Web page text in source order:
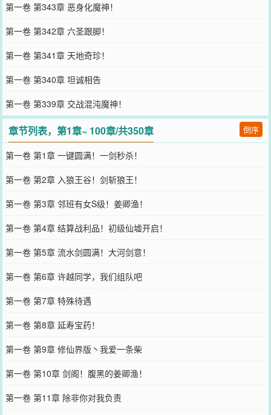
第一卷 第343章 恶身化魔神！
第一卷 第342章 六圣跟脚！
第一卷 第341章 天地奇珍！
第一卷 第340章 坦诚相告
第一卷 第339章 交战混沌魔神！
章节列表，第1章~ 100章/共350章 倒序
第一卷 第1章 一键圆满！一剑秒杀！
第一卷 第2章 入狼王谷！剑斩狼王！
第一卷 第3章 邻班有女S级！姜卿渔！
第一卷 第4章 结算战利品！初级仙墟开启！
第一卷 第5章 流水剑圆满！大河剑意！
第一卷 第6章 许越同学，我们组队吧
第一卷 第7章 特殊待遇
第一卷 第8章 延寿宝药！
第一卷 第9章 修仙界版丶我爱一条柴
第一卷 第10章 剑阁！腹黑的姜卿渔！
第一卷 第11章 除非你对我负责